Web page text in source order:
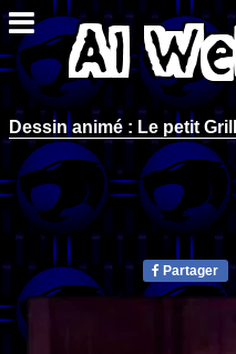
Dessin animé : Le petit
Partager